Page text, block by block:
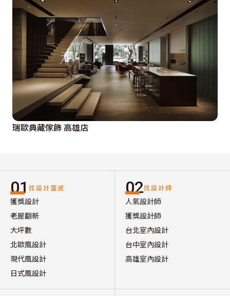
瑞歐典藏傢飾 高雄店
01 找設計靈感
獲獎設計
老屋翻新
大坪數
北歐風設計
現代風設計
日式風設計
02找設計師
人氣設計師
獲獎設計師
台北室內設計
台中室內設計
高雄室內設計